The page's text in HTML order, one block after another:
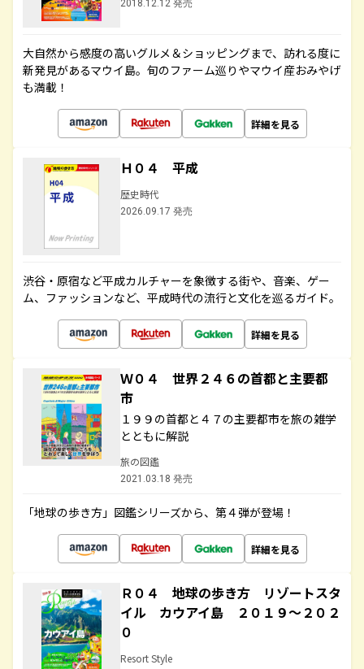
2018.12.12 発売
大自然から感度の高いグルメ＆ショッピングまで、訪れる度に
新発見があるマウイ島。旬のファーム巡りやマウイ産おみやげ
も満載！
詳細を見る
Ｈ０４ 平成
歴史時代
2026.09.17 発売
渋谷・原宿など平成カルチャーを象徴する街や、音楽、ゲー
ム、ファッションなど、平成時代の流行と文化を巡るガイド。
詳細を見る
Ｗ０４ 世界２４６の首都と主要都
市
１９９の首都と４７の主要都市を旅の雑学
とともに解説
旅の図鑑
2021.03.18 発売
「地球の歩き方」図鑑シリーズから、第４弾が登場！
詳細を見る
Ｒ０４ 地球の歩き方 リゾートスタ
イル カウアイ島 ２０１９～２０２
０
Resort Style